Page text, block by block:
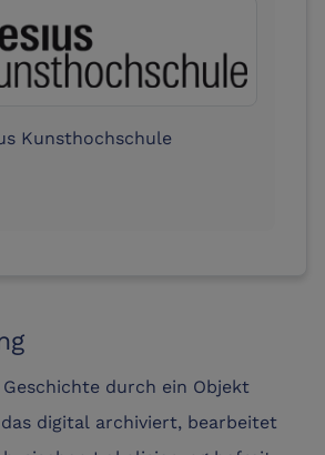
durch ein Objekt
digital archiviert, bearbeitet
Kunsthochschule